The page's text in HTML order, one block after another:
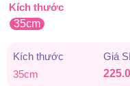
Kích thước
35cm
Kích thước Giá
35cm